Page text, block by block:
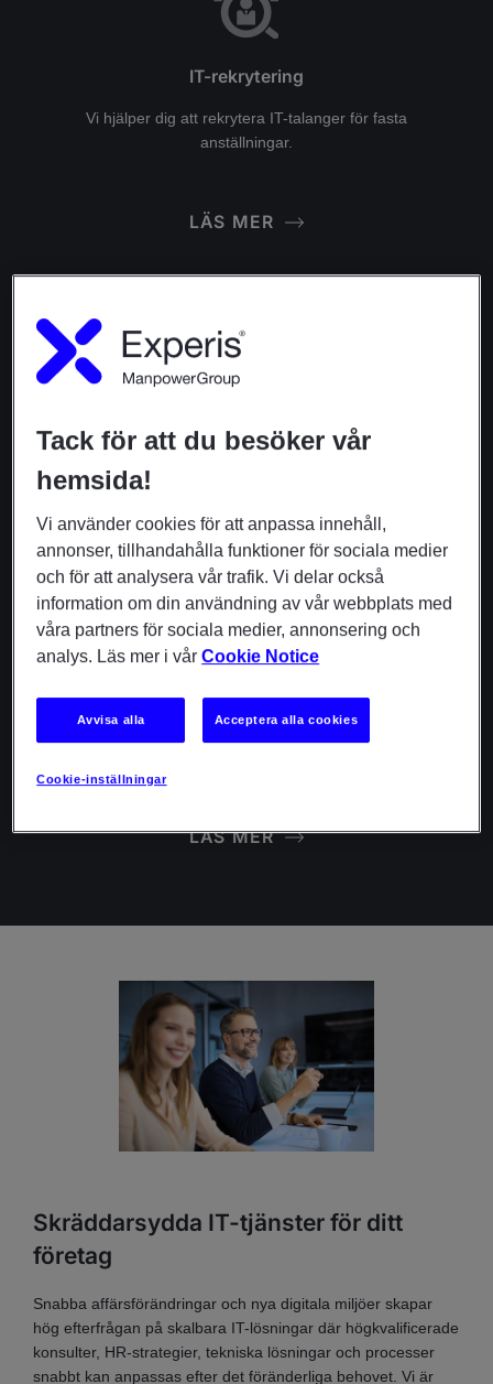
IT-rekrytering
Vi hjälper dig att rekrytera IT-talanger för fasta
anställningar.
LÄS MER
Bemanning av IT-support
Vi tar hand om IT-supporten så att du kan lägga fullt fokus
på kärnverksamheten.
LÄS MER
Vi utbildar morgondagens IT-talanger för att täcka
LÄS MER
Skräddarsydda IT-tjänster för ditt
företag
Snabba affärsförändringar och nya digitala miljöer skapar
hög efterfrågan på skalbara IT-lösningar där högkvalificerade
konsulter, HR-strategier, tekniska lösningar och processer
snabbt kan anpassas efter det föränderliga behovet. Vi är
Tack för att du besöker vår
hemsida!
Vi använder cookies för att anpassa innehåll,
annonser, tillhandahålla funktioner för sociala medier
och för att analysera vår trafik. Vi delar också
information om din användning av vår webbplats med
våra partners för sociala medier, annonsering och
analys. Läs mer i vårCookie Notice
Cookie-inställningar
Avvisa alla Acceptera alla cookies